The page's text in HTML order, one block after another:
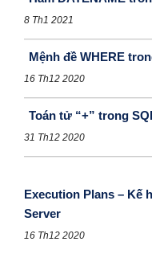
8 Th1 2021
Mệnh đề WHERE
16 Th12 2020
Toán tử “+” trong
31 Th12 2020
Execution Plans – Kế
Server
16 Th12 2020